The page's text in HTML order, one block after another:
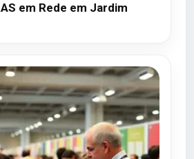
em Rede em Jardim